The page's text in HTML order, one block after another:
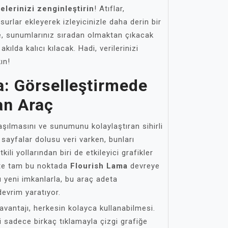
zenginleştirin! Atıflar,
ekleyerek izleyicinizle daha derin bir
sıradan olmaktan çıkacak
kalıcı kılacak. Hadi, verilerinizi
Görselleştirmede
Araç
ve sunumunu kolaylaştıran sihirli
dolusu veri varken, bunları
yollarından biri de etkileyici grafikler
tam bu noktada Flourish Lama devreye
imkanlarla, bu araç adeta
yaratıyor.
herkesin kolayca kullanabilmesi.
sadece birkaç tıklamayla çizgi grafiğe